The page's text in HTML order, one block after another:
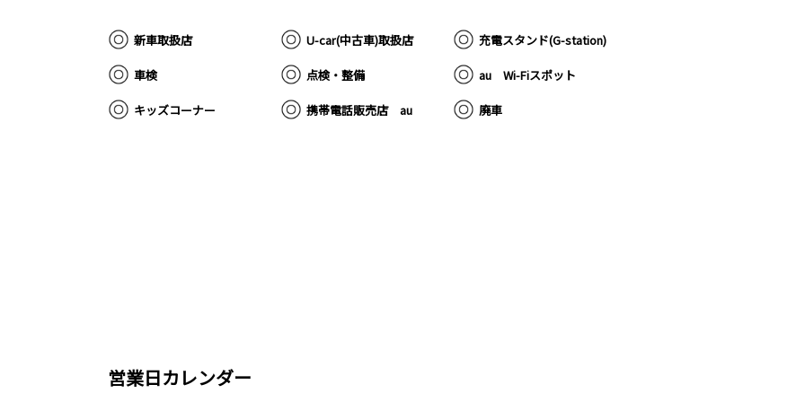
新車取扱店 U-car(中古車)取扱店 充電スタンド(G-station)
車検 点検・整備 au Wi-Fiスポット
キッズコーナー 携帯電話販売店 au 廃車
営業日カレンダー